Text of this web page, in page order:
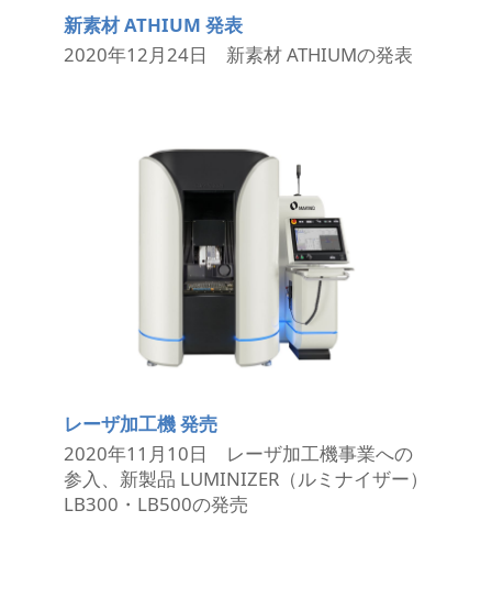
新素材 ATHIUM 発表
2020年12月24日 新素材 ATHIUMの発表
レーザ加工機 発売
2020年11月10日 レーザ加工機事業への
参入、新製品 LUMINIZER（ルミナイザー）
LB300・LB500の発売